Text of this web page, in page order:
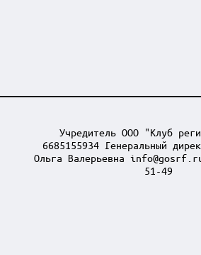
Учредитель ООО "Клуб
6685155934 Генеральный
Ольга Валерьевна
51-49